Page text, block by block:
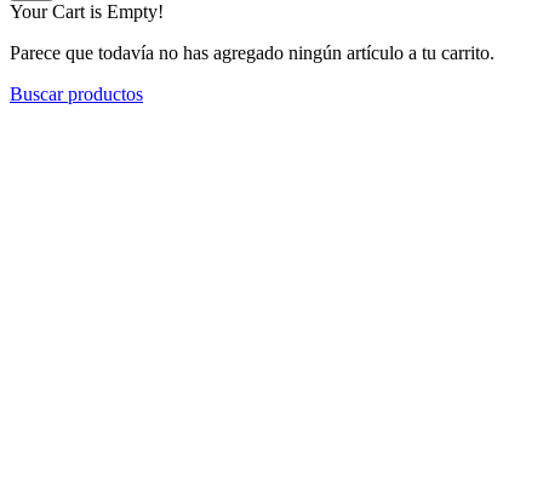
Your Cart is Empty!
Parece que todavía no has agregado ningún artículo a tu carrito.
Buscar productos